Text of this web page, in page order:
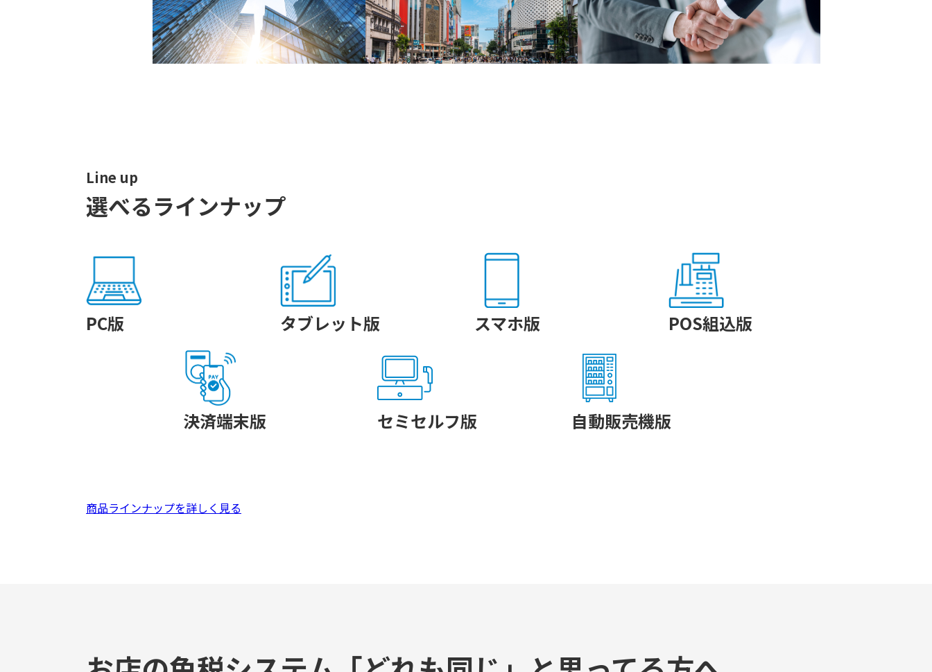
Line up
選べるラインナップ
PC版 タブレット版 スマホ版 POS組込版
決済端末版 セミセルフ版 自動販売機版
商品ラインナップを詳しく見る